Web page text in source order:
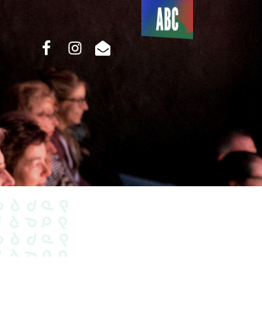
Du côté
de l’ABC
facebookinstagram
email